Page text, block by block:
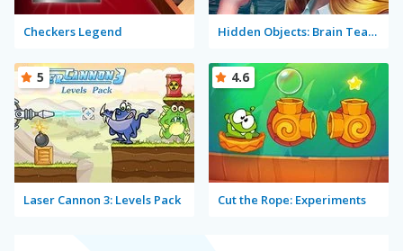
Checkers Legend Hidden Objects: Brain Teaser
Laser Cannon 3: Levels Pack
5
Cut the Rope: Experiments
4.6